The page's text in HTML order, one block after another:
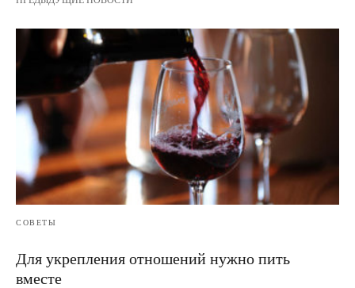
СОВЕТЫ
Для укрепления отношений нужно пить
вместе